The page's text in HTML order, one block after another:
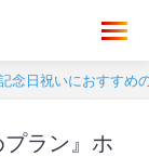
念日祝いにおすすめ
プラン』ホ